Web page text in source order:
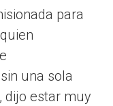
para
una sola
dijo estar muy